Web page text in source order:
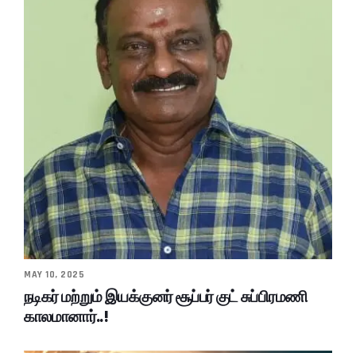
MAY 10, 2025
நடிகர் மற்றும் இயக்குனர் சூப்பர் குட் சுப்பிரமணி
காலமானார்..!